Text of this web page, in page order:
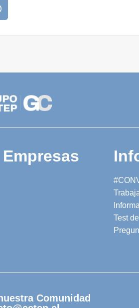
Test
Comunidad